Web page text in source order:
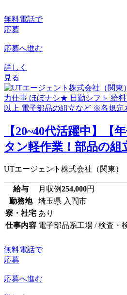
無料電話で
応募
応募へ進む
詳しく
見る
【20~40代活躍中】【
タン軽作業！部品の組
UTエージェント株式会社（関東）
給与 月収例254,000円
勤務地
埼玉県 入間市
寮・社宅 あり
仕事内容 電子部品系工場 / 検査・
無料電話で
応募
応募へ進む